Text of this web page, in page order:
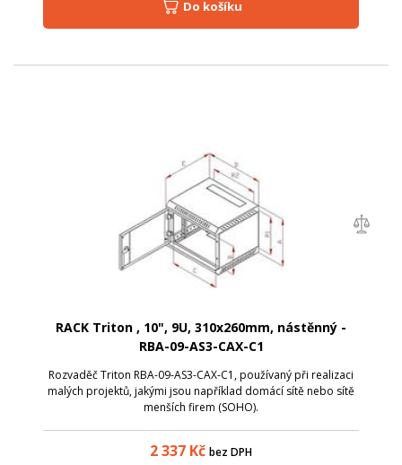
Do košíku
RACK Triton , 10", 9U, 310x260mm, nástěnný -
RBA-09-AS3-CAX-C1
Rozvaděč Triton RBA-09-AS3-CAX-C1, používaný při realizaci
malých projektů, jakými jsou například domácí sítě nebo sítě
menších firem (SOHO).
2 337 Kč bez DPH